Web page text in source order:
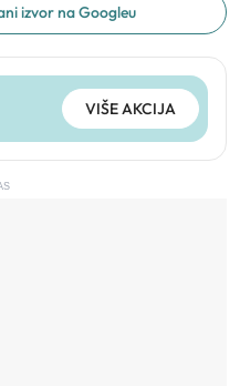
izvor na Googleu
VIŠE AKCIJA